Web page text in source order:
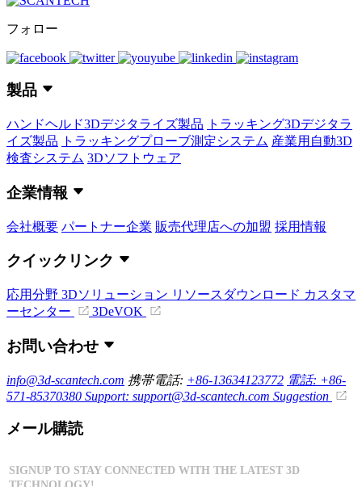
フォロー
製品
ハンドヘルド3Dデジタライズ製品
トラッキング3Dデジタラ
イズ製品
トラッキングプローブ測定システム 産業用自動3D
検査システム 3Dソフトウェア
企業情報
会社概要 パートナー企業 販売代理店への加盟 採用情報
クイックリンク
応用分野 3Dソリューション リソースダウンロード カスタマ
ーセンター
3DeVOK
お問い合わせ
info@3d-scantech.com 携帯電話: +86-13634123772 電話: +86-
571-85370380 Support: support@3d-scantech.com Suggestion
メール購読